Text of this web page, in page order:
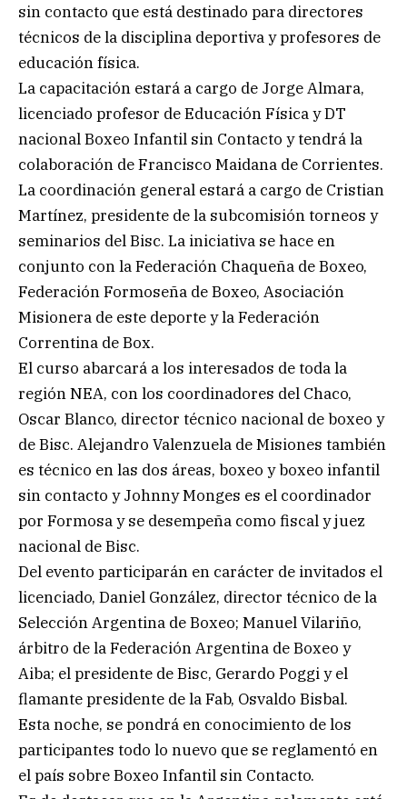
sin contacto que está destinado para directores
técnicos de la disciplina deportiva y profesores de
educación física.
La capacitación estará a cargo de Jorge Almara,
licenciado profesor de Educación Física y DT
nacional Boxeo Infantil sin Contacto y tendrá la
colaboración de Francisco Maidana de Corrientes.
La coordinación general estará a cargo de Cristian
Martínez, presidente de la subcomisión torneos y
seminarios del Bisc. La iniciativa se hace en
conjunto con la Federación Chaqueña de Boxeo,
Federación Formoseña de Boxeo, Asociación
Misionera de este deporte y la Federación
Correntina de Box.
El curso abarcará a los interesados de toda la
región NEA, con los coordinadores del Chaco,
Oscar Blanco, director técnico nacional de boxeo y
de Bisc. Alejandro Valenzuela de Misiones también
es técnico en las dos áreas, boxeo y boxeo infantil
sin contacto y Johnny Monges es el coordinador
por Formosa y se desempeña como fiscal y juez
nacional de Bisc.
Del evento participarán en carácter de invitados el
licenciado, Daniel González, director técnico de la
Selección Argentina de Boxeo; Manuel Vilariño,
árbitro de la Federación Argentina de Boxeo y
Aiba; el presidente de Bisc, Gerardo Poggi y el
flamante presidente de la Fab, Osvaldo Bisbal.
Esta noche, se pondrá en conocimiento de los
participantes todo lo nuevo que se reglamentó en
el país sobre Boxeo Infantil sin Contacto.